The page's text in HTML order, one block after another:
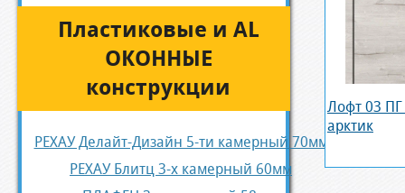
Пластиковые и AL
ОКОННЫЕ
конструкции
РЕХАУ Делайт-Дизайн 5-ти камерный 70мм
РЕХАУ Блитц 3-х камерный 60мм
Лофт 03 ПГ
арктик